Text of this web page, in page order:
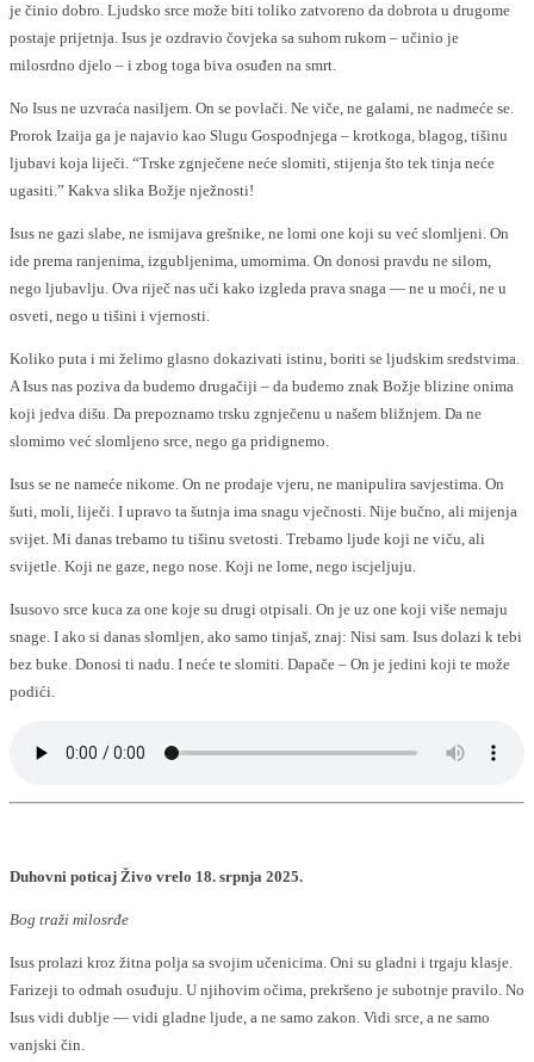
je činio dobro. Ljudsko srce može biti toliko zatvoreno da dobrota u drugome
postaje prijetnja. Isus je ozdravio čovjeka sa suhom rukom – učinio je
milosrdno djelo – i zbog toga biva osuđen na smrt.
No Isus ne uzvraća nasiljem. On se povlači. Ne viče, ne galami, ne nadmeće se.
Prorok Izaija ga je najavio kao Slugu Gospodnjega – krotkoga, blagog, tišinu
ljubavi koja liječi. “Trske zgnječene neće slomiti, stijenja što tek tinja neće
ugasiti.” Kakva slika Božje nježnosti!
Isus ne gazi slabe, ne ismijava grešnike, ne lomi one koji su već slomljeni. On
ide prema ranjenima, izgubljenima, umornima. On donosi pravdu ne silom,
nego ljubavlju. Ova riječ nas uči kako izgleda prava snaga — ne u moći, ne u
osveti, nego u tišini i vjernosti.
Koliko puta i mi želimo glasno dokazivati istinu, boriti se ljudskim sredstvima.
A Isus nas poziva da budemo drugačiji – da budemo znak Božje blizine onima
koji jedva dišu. Da prepoznamo trsku zgnječenu u našem bližnjem. Da ne
slomimo već slomljeno srce, nego ga pridignemo.
Isus se ne nameće nikome. On ne prodaje vjeru, ne manipulira savjestima. On
šuti, moli, liječi. I upravo ta šutnja ima snagu vječnosti. Nije bučno, ali mijenja
svijet. Mi danas trebamo tu tišinu svetosti. Trebamo ljude koji ne viču, ali
svijetle. Koji ne gaze, nego nose. Koji ne lome, nego iscjeljuju.
Isusovo srce kuca za one koje su drugi otpisali. On je uz one koji više nemaju
snage. I ako si danas slomljen, ako samo tinjaš, znaj: Nisi sam. Isus dolazi k tebi
bez buke. Donosi ti nadu. I neće te slomiti. Dapače – On je jedini koji te može
podići.
Duhovni poticaj Živo vrelo 18. srpnja 2025.
Bog traži milosrđe
Isus prolazi kroz žitna polja sa svojim učenicima. Oni su gladni i trgaju klasje.
Farizeji to odmah osuđuju. U njihovim očima, prekršeno je subotnje pravilo. No
Isus vidi dublje — vidi gladne ljude, a ne samo zakon. Vidi srce, a ne samo
vanjski čin.